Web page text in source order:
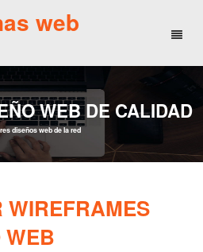
web
WEB DE CALIDAD
diseños web de la red
WIREFRAMES
WEB